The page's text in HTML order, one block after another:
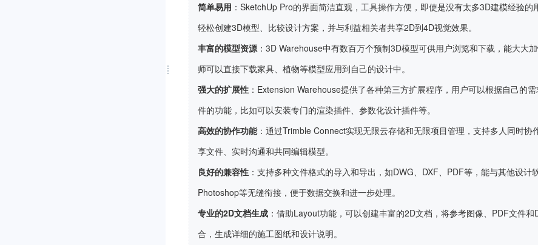
简单易用 ：SketchUp Pro的界面简洁直观，工具操作方便，即使是没有太多3D建模经验的
轻松创建3D模型、比较设计方案，并与利益相关者共享2D到4D视觉效果。
丰富的模型资源：3D Warehouse中有数百万个预制3D模型可供用户浏览和下载，能大大
师可以直接下载家具、植物等模型应用到自己的设计中。
强大的扩展性 ：Extension Warehouse提供了各种第三方扩展程序，用户可以根据自己的
件的功能，比如可以安装专门的渲染插件、参数化设计插件等。
高效的协作功能：通过Trimble Connect实现无限云存储和无限项目管理，支持多人同时协
享文件、实时沟通和共同编辑模型。
良好的兼容性 ：支持多种文件格式的导入和导出，如DWG、DXF、PDF等，能与其他设计
Photoshop等无缝衔接，便于数据交换和进一步处理。
专业的2D文档生成 ：借助Layout功能，可以创建丰富的2D文档，将参考图像、PDF文件
合，生成详细的施工图纸和设计说明。